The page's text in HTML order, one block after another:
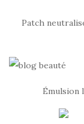
Patch
Émulsion